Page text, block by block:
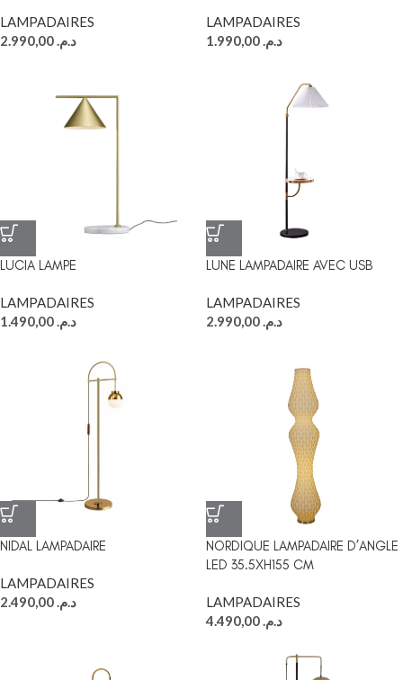
LAMPADAIRES
د.م.
LAMPADAIRES
د.م.
LUCIA LAMPE
LAMPADAIRES
د.م.
LUNE LAMPADAIRE AVEC USB
LAMPADAIRES
د.م.
NIDAL LAMPADAIRE
LAMPADAIRES
د.م.
NORDIQUE LAMPADAIRE D’ANGLE
LED 35.5XH155 CM
LAMPADAIRES
د.م.